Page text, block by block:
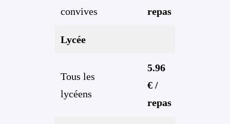
convives
repas
Lycée
Tous les
lycéens
5.96
€ /
repas